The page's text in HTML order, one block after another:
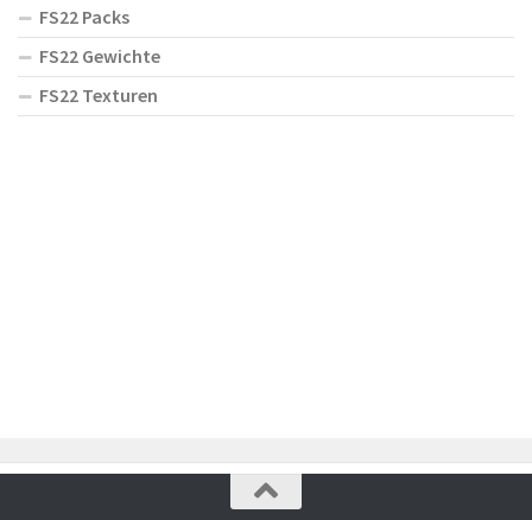
FS22 Packs
FS22 Gewichte
FS22 Texturen